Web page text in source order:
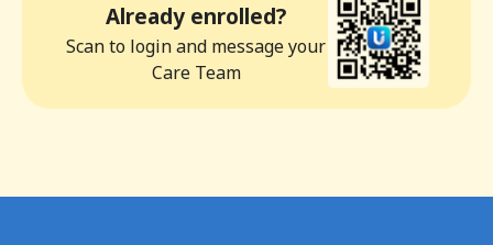
Already enrolled?
Scan to login and message your
Care Team